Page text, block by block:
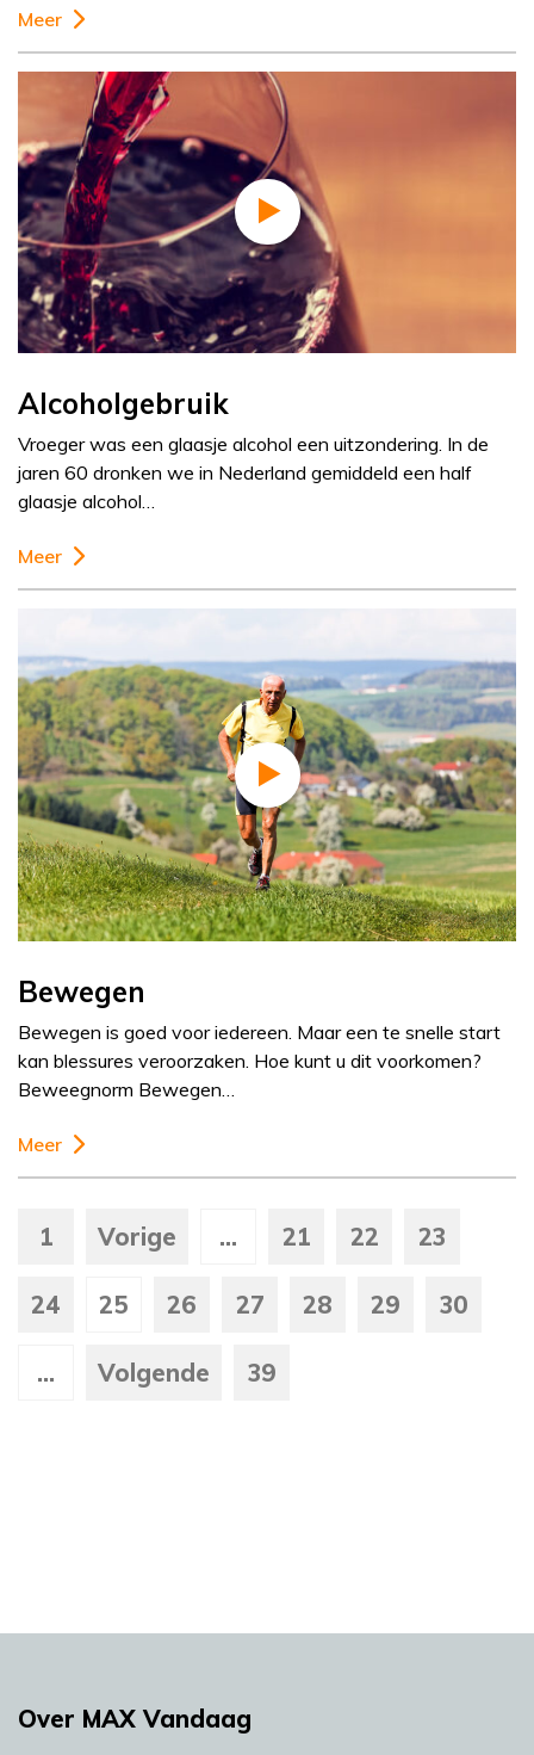
Meer
Alcoholgebruik
Vroeger was een glaasje alcohol een uitzondering. In de
jaren 60 dronken we in Nederland gemiddeld een half
glaasje alcohol…
Meer
Bewegen
Bewegen is goed voor iedereen. Maar een te snelle start
kan blessures veroorzaken. Hoe kunt u dit voorkomen?
Beweegnorm Bewegen…
Meer
1 Vorige ... 21 22 23
24 25 26 27 28 29 30
... Volgende 39
Over MAX Vandaag